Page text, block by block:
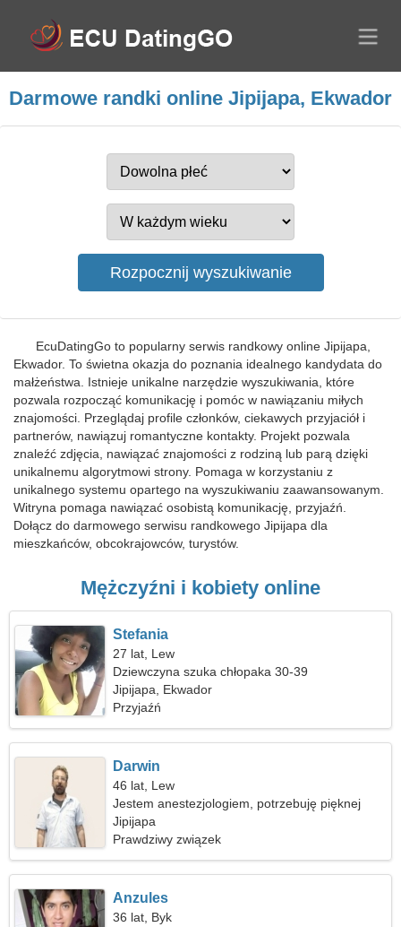
Darmowe randki online Jipijapa, Ekwador
EcuDatingGo to popularny serwis randkowy online Jipijapa,
Ekwador. To świetna okazja do poznania idealnego kandydata do
małżeństwa. Istnieje unikalne narzędzie wyszukiwania, które
pozwala rozpocząć komunikację i pomóc w nawiązaniu miłych
znajomości. Przeglądaj profile członków, ciekawych przyjaciół i
partnerów, nawiązuj romantyczne kontakty. Projekt pozwala
znaleźć zdjęcia, nawiązać znajomości z rodziną lub parą dzięki
unikalnemu algorytmowi strony. Pomaga w korzystaniu z
unikalnego systemu opartego na wyszukiwaniu zaawansowanym.
Witryna pomaga nawiązać osobistą komunikację, przyjaźń.
Dołącz do darmowego serwisu randkowego Jipijapa dla
mieszkańców, obcokrajowców, turystów.
Mężczyźni i kobiety online
Stefania
27 lat, Lew
Dziewczyna szuka chłopaka 30-39
Jipijapa, Ekwador
Przyjaźń
Darwin
46 lat, Lew
Jestem anestezjologiem, potrzebuję pięknej
kobiety
Jipijapa
Prawdziwy związek
Anzules
36 lat, Byk